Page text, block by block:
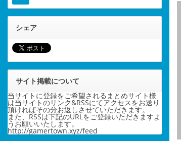
シェア
サイト掲載について
当サイトに登録をご希望されるまとめサイト様
は当サイトのリンク&RSSにてアクセスをお送り
頂ければその分お返しさせていただきます。
また、RSSは下記のURLをご登録いただきますよ
うお願いいたします。
http://gamertown.xyz/feed